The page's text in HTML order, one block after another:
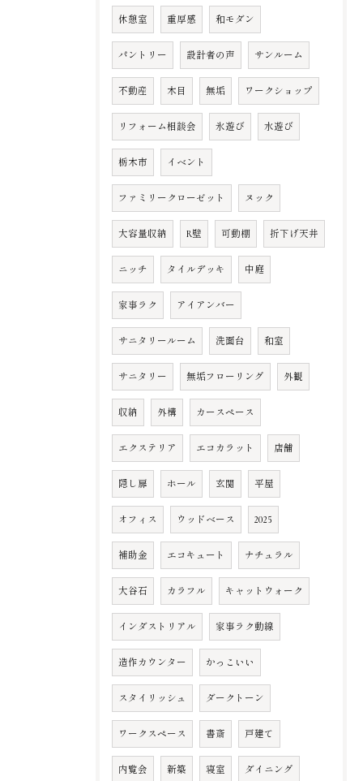
休憩室 重厚感 和モダン
パントリー 設計者の声 サンルーム
不動産 木目 無垢 ワークショップ
リフォーム相談会 氷遊び 水遊び
栃木市 イベント
ファミリークローゼット ヌック
大容量収納 R壁 可動棚 折下げ天井
ニッチ タイルデッキ 中庭
家事ラク アイアンバー
サニタリールーム 洗面台 和室
サニタリー 無垢フローリング 外観
収納 外構 カースペース
エクステリア エコカラット 店舗
隠し扉 ホール 玄関 平屋
オフィス ウッドベース 2025
補助金 エコキュート ナチュラル
大谷石 カラフル キャットウォーク
インダストリアル 家事ラク動線
造作カウンター かっこいい
スタイリッシュ ダークトーン
ワークスペース 書斎 戸建て
内覧会 新築 寝室 ダイニング